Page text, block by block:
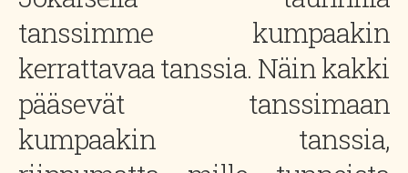
tanssimme kumpaakin
kerrattavaa tanssia. Näin kakki
pääsevät tanssimaan
kumpaakin tanssia,